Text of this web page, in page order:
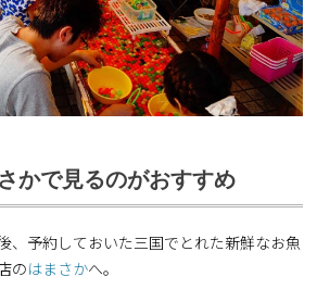
かで見るのがおすすめ
、予約しておいた三国でとれた新鮮なお魚
のはまさかへ。